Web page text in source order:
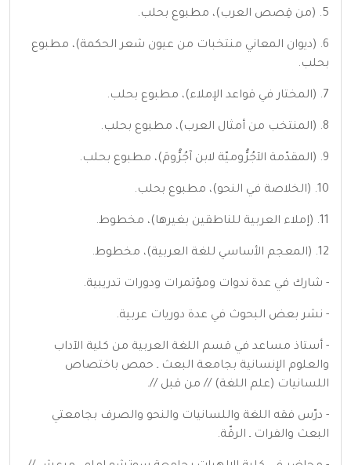
5. (من قِصص العرب)، مطبوع بحلب.
6. (ديوان المعاني منتخبات من عيون شعر الحكمة)، مطبوع
بحلب.
7. (المختار في قواعد الإملاء)، مطبوع بحلب.
8. (المنتخب من أمثال العرب)، مطبوع بحلب.
9. (المقدّمة الآجُرُّوميّة لابن آجُرُّومَ)، مطبوع بحلب.
10. (الخلاصة في النحو)، مطبوع بحلب.
11. (إملاء العربية للناطقين بغيرها)، مخطوط.
12. (المعجم الأساسي للغة العربية)، مخطوط.
- شارك في عدة ندوات ومؤتمرات ودورات تدريبية.
- نشر بعض البحوث في عدة دوريات عربية.
- أستاذ مساعد في قسم اللغة العربية من كلية الآداب
والعلوم الإنسانية بجامعة البعث ـ حمص باختصاص
اللسانيات (علم اللغة) // من قبل //.
- درّس فقه اللغة واللسانيات والنحو والصرف بجامعتي
البعث والفرات ـ الرقّة.